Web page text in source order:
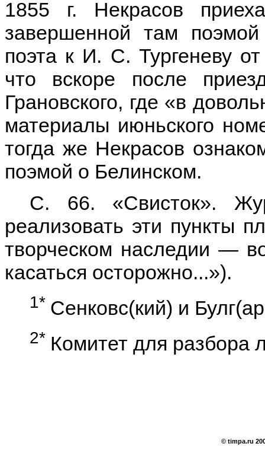
1855 г. Некрасов
завершенной там
поэта к И. С. Тургеневу
что вскоре после
Грановского, где «в
материалы июньского
тогда же Некрасов
поэмой о Белинском.
С. 66. «Свисток».
реализовать эти пункты
творческом наследии —
касаться осторожно...»).
1* Сенковс(кий) и
2* Комитет для разбора
© timpa.ru